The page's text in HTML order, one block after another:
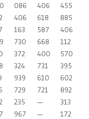
086 406
455
406 618
885
163 587
406
730 668
112
372 400
570
324 731
395
939 610
602
729 721
892
235 —
313
967 —
172